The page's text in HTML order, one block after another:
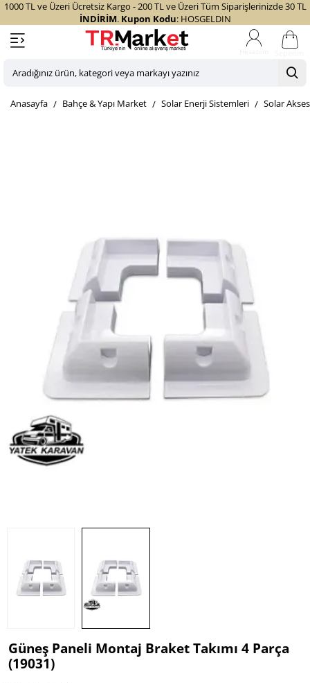
1000 TL ve Üzeri Ücretsiz Kargo - 200 TL ve Üzeri Tüm Siparişlerinizde 30 TL
İNDİRİM. Kupon Kodu: HOSGELDIN
Aradığınız
kategori
homeBahçe & Yapı Market Solar Enerji Sistemleri Solar
Güneş Paneli Montaj Braket Takımı 4 Parça
(19031)